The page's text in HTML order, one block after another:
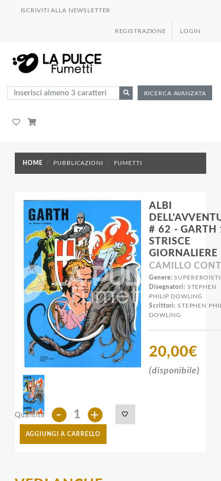
ISCRIVITI ALLA NEWSLETTER
REGISTRAZIONE LOGIN
RICERCA AVANZATA
HOME PUBBLICAZIONI FUMETTI
ALBI
# 62 - GARTH
STRISCE
GIORNALIERE
CAMILLO
Genere:
Disegnatori: STEPHEN
PHILIP DOWLING
Scrittori: STEPHEN
DOWLING
20,00€
(disponibile)
Quantità - +
AGGIUNGI A CARRELLO